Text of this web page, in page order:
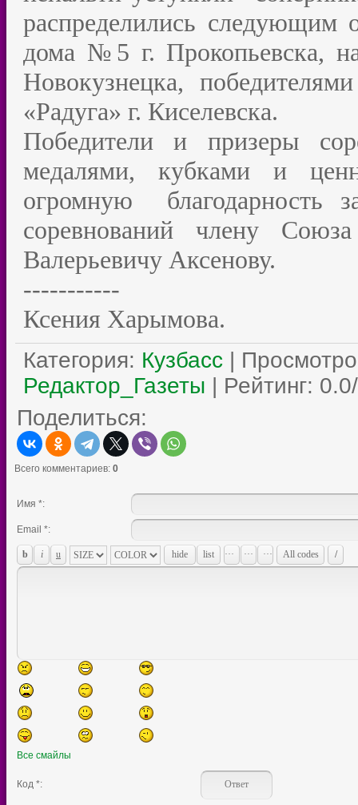
распределились следующим
дома №5 г. Прокопьевска,
Новокузнецка,
«Радуга» г. Киселевска.
Победители и призеры
медалями, кубками и
огромную благодарность
соревнований члену
Валерьевичу Аксенову.
-----------
Ксения Харымова.
Категория: Кузбасс |
Редактор_Газеты | Рейтинг: 0.0/
Поделиться:
Всего комментариев: 0
Имя *:
Email *:
Все смайлы
Код *: